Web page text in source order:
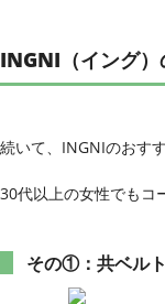
INGNI（イング
続いて、INGNIのおす
30代以上の女性でもコ
その①：共ベル